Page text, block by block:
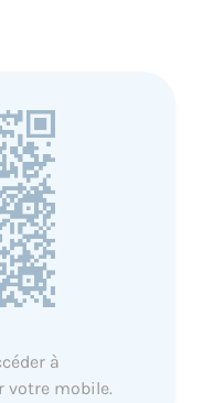
à
votre mobile.